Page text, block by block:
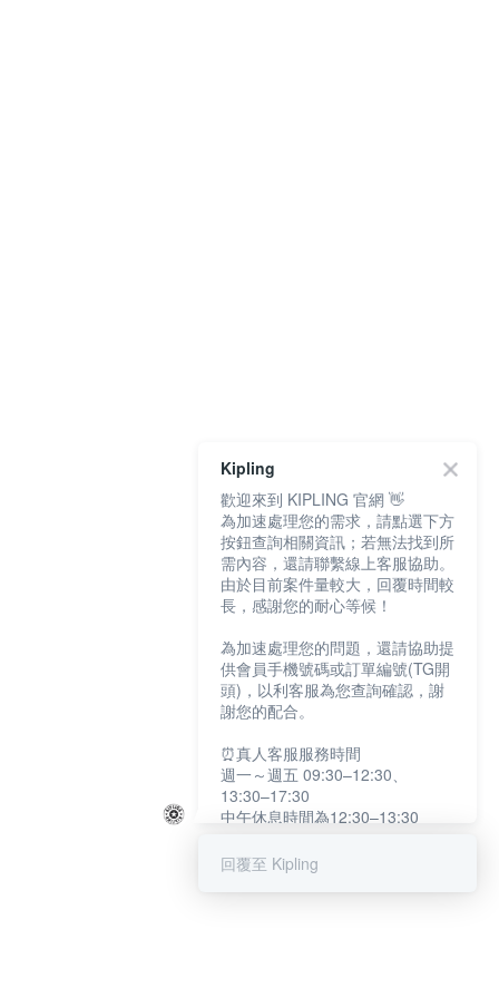
Kipling
歡迎來到 KIPLING 官網 👋
為加速處理您的需求，請點選下方
按鈕查詢相關資訊；若無法找到所
需內容，還請聯繫線上客服協助。
由於目前案件量較大，回覆時間較
長，感謝您的耐心等候！
為加速處理您的問題，還請協助提
供會員手機號碼或訂單編號(TG開
頭)，以利客服為您查詢確認，謝
謝您的配合。
⏰真人客服服務時間
週一～週五 09:30–12:30、
13:30–17:30
中午休息時間為12:30–13:30
提醒您：系統會自動已讀訊息，如
回覆至 Kipling